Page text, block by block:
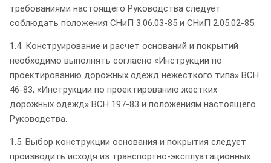
требованиями настоящего Руководства следует
соблюдать положения СНиП 3.06.03-85 и СНиП 2.05.02-85.
1.4. Конструирование и расчет оснований и покрытий
необходимо выполнять согласно «Инструкции по
проектированию дорожных одежд нежесткого типа» ВСН
46-83, «Инструкции по проектированию жестких
дорожных одежд» ВСН 197-83 и положениям настоящего
Руководства.
1.5. Выбор конструкции основания и покрытия следует
производить исходя из транспортно-эксплуатационных